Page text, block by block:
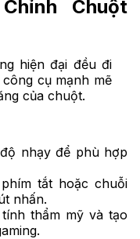
Chuột
hiện đại đều đi
cụ mạnh mẽ
của chuột.
nhạy để phù hợp
tắt hoặc chuỗi
nhấn.
thẩm mỹ và tạo